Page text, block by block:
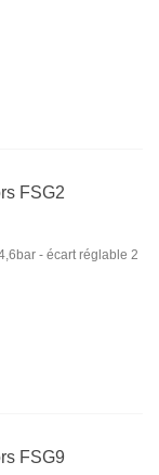
FSG2
- écart réglable 2
FSG9